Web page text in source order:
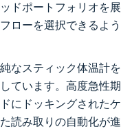
ドポートフォリオを展
ローを選択できるよう
なスティック体温計を
ています。高度急性期
にドッキングされたケ
読み取りの自動化が進